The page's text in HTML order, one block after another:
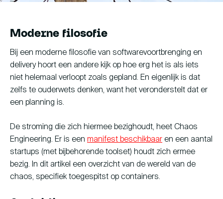
Contact
hallo@hcs-company.com
Anthony Fokkerweg 61
1059 CP Amsterdam
LinkedIn
YouTube
Moderne filosofie
Bij een moderne filosofie van softwarevoortbrenging en
delivery hoort een andere kijk op hoe erg het is als iets
niet helemaal verloopt zoals gepland. En eigenlijk is dat
zelfs te ouderwets denken, want het veronderstelt dat er
een planning is.
De stroming die zich hiermee bezighoudt, heet Chaos
Engineering. Er is een manifest beschikbaar en een aantal
startups (met bijbehorende toolset) houdt zich ermee
bezig. In dit artikel een overzicht van de wereld van de
chaos, specifiek toegespitst op containers.